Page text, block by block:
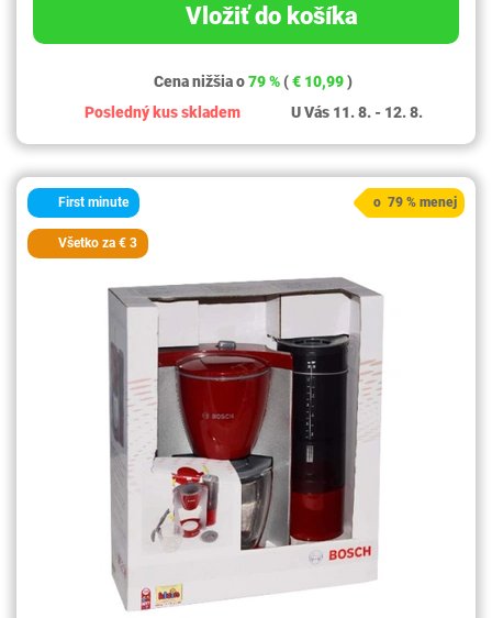
Vložiť do košíka
Cena nižšia o79 % (€ 10,99)
Posledný kus skladem
U Vás 11. 8. - 12. 8.
First minute
Všetko za € 3
o 79 % menej